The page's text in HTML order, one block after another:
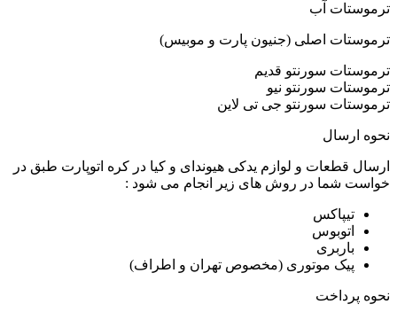
ترموستات آب
ترموستات اصلی (جنیون پارت و موبیس)
ترموستات سورنتو قدیم
ترموستات سورنتو نیو
ترموستات سورنتو جی تی لاین
نحوه ارسال
ارسال قطعات و لوازم یدکی هیوندای و کیا در کره اتوپارت طبق در
خواست شما در روش های زیر انجام می شود :
تیپاکس
اتوبوس
باربری
پیک موتوری (مخصوص تهران و اطراف)
نحوه پرداخت